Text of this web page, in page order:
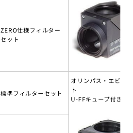
ZERO仕様フィルター
セット
標準フィルターセット
オリンパス・エビデン
ト
U-FFキューブ付き